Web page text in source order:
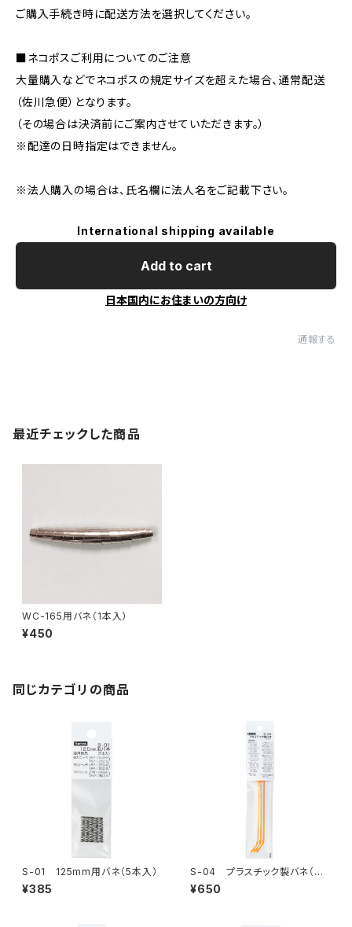
ご購入手続き時に配送方法を選択してください。
■ネコポスご利用についてのご注意
大量購入などでネコポスの規定サイズを超えた場合、通常配送
（佐川急便）となります。
（その場合は決済前にご案内させていただきます。）
※配達の日時指定はできません。
※法人購入の場合は、氏名欄に法人名をご記載下さい。
International shipping available
Add to cart
日本国内にお住まいの方向け
通報する
最近チェックした商品
WC-165用バネ（1本入）
¥450
同じカテゴリの商品
S-01 125mm用バネ（5本入）
¥385
S-04 プラスチック製バネ（3
本入）
¥650